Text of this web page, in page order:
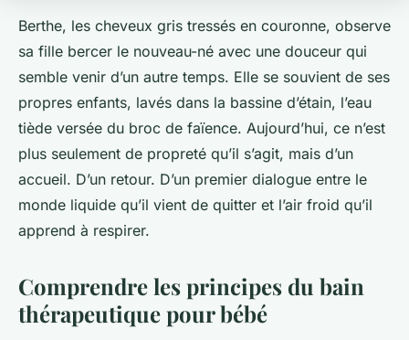
Berthe, les cheveux gris tressés en couronne, observe
sa fille bercer le nouveau-né avec une douceur qui
semble venir d’un autre temps. Elle se souvient de ses
propres enfants, lavés dans la bassine d’étain, l’eau
tiède versée du broc de faïence. Aujourd’hui, ce n’est
plus seulement de propreté qu’il s’agit, mais d’un
accueil. D’un retour. D’un premier dialogue entre le
monde liquide qu’il vient de quitter et l’air froid qu’il
apprend à respirer.
Comprendre les principes du bain
thérapeutique pour bébé